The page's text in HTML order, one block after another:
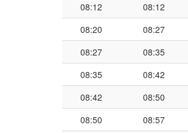
08:12
08:12
08:20
08:27
08:27
08:35
08:35
08:42
08:42
08:50
08:50
08:57